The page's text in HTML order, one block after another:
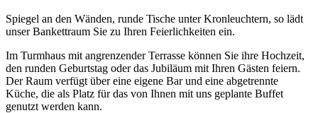
Spiegel an den Wänden, runde Tische unter Kronleuchtern, so lädt
unser Bankettraum Sie zu Ihren Feierlichkeiten ein.
Im Turmhaus mit angrenzender Terrasse können Sie ihre Hochzeit,
den runden Geburtstag oder das Jubiläum mit Ihren Gästen feiern.
Der Raum verfügt über eine eigene Bar und eine abgetrennte
Küche, die als Platz für das von Ihnen mit uns geplante Buffet
genutzt werden kann.